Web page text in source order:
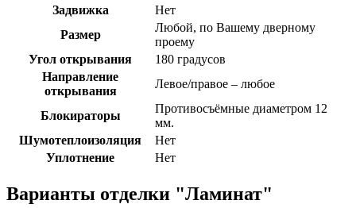
Задвижка
Нет
Размер
Любой, по Вашему дверному
проему
Угол открывания
180 градусов
Направление
открывания
Левое/правое – любое
Блокираторы
Противосъёмные диаметром 12
мм.
Шумотеплоизоляция
Нет
Уплотнение
Нет
Варианты отделки "Ламинат"